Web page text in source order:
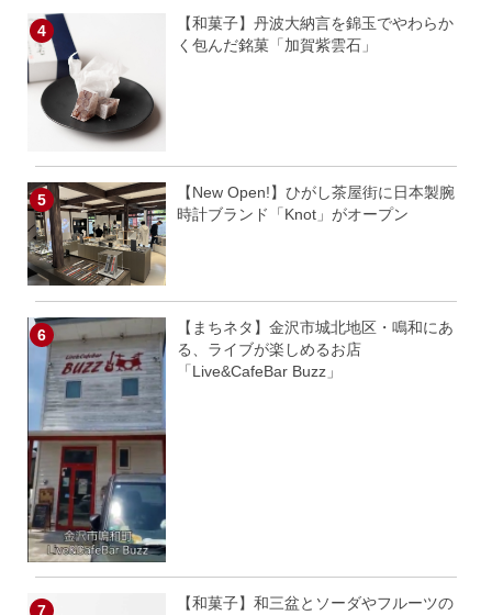
【和菓子】丹波大納言を錦玉でやわらか
く包んだ銘菓「加賀紫雲石」
【New Open!】ひがし茶屋街に日本製腕
時計ブランド「Knot」がオープン
【まちネタ】金沢市城北地区・鳴和にあ
る、ライブが楽しめるお店
「Live&CafeBar Buzz」
【和菓子】和三盆とソーダやフルーツの